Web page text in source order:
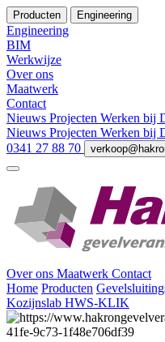
Producten Engineering
Engineering
BIM
Werkwijze
Over ons
Maatwerk
Contact
Nieuws Projecten Werken bij
Nieuws Projecten Werken bij
0341 27 88 70
Over ons Maatwerk Contact
Home Producten
Kozijnslab HWS-KLIK